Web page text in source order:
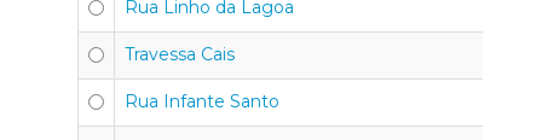
Rua Linho da Lagoa
Travessa Cais
Rua Infante Santo